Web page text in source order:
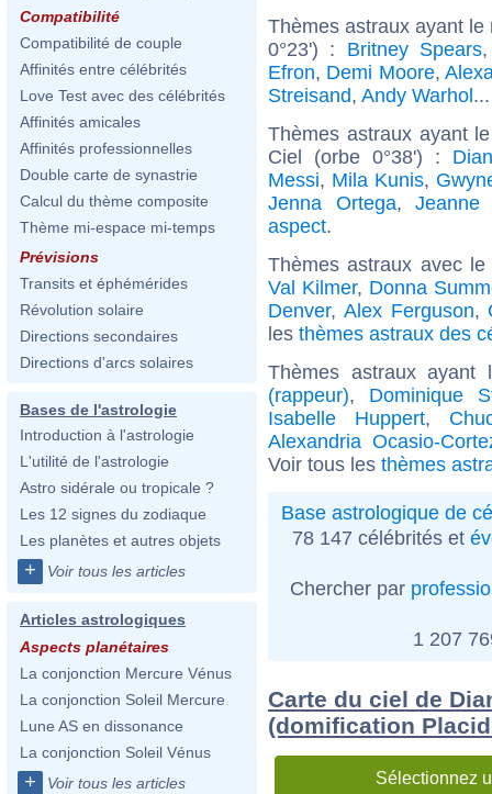
Compatibilité
Compatibilité de couple
Affinités entre célébrités
Love Test avec des célébrités
Affinités amicales
Affinités professionnelles
Double carte de synastrie
Calcul du thème composite
Thème mi-espace mi-temps
Prévisions
Transits et éphémérides
Révolution solaire
Directions secondaires
Directions d'arcs solaires
Bases de l'astrologie
Introduction à l'astrologie
L'utilité de l'astrologie
Astro sidérale ou tropicale ?
Les 12 signes du zodiaque
Les planètes et autres objets
+ Voir tous les articles
Articles astrologiques
Aspects planétaires
La conjonction Mercure Vénus
La conjonction Soleil Mercure
Lune AS en dissonance
La conjonction Soleil Vénus
+ Voir tous les articles
Thèmes astraux ayant
0°23') : Britney Spears
Efron, Demi Moore,
Streisand, Andy Warhol
Thèmes astraux ayant
Ciel (orbe 0°38') :
Messi, Mila Kunis,
Jenna Ortega, Jeanne
aspect.
Thèmes astraux avec
Val Kilmer, Donna
Denver, Alex Ferguson,
les thèmes astraux des
Thèmes astraux
(rappeur), Dominique
Isabelle Huppert,
Alexandria Ocasio-
Voir tous les thèmes
Base astrologique de
78 147 célébrités et
Chercher par
1 207
Carte du ciel de
(domification
Sélectionnez